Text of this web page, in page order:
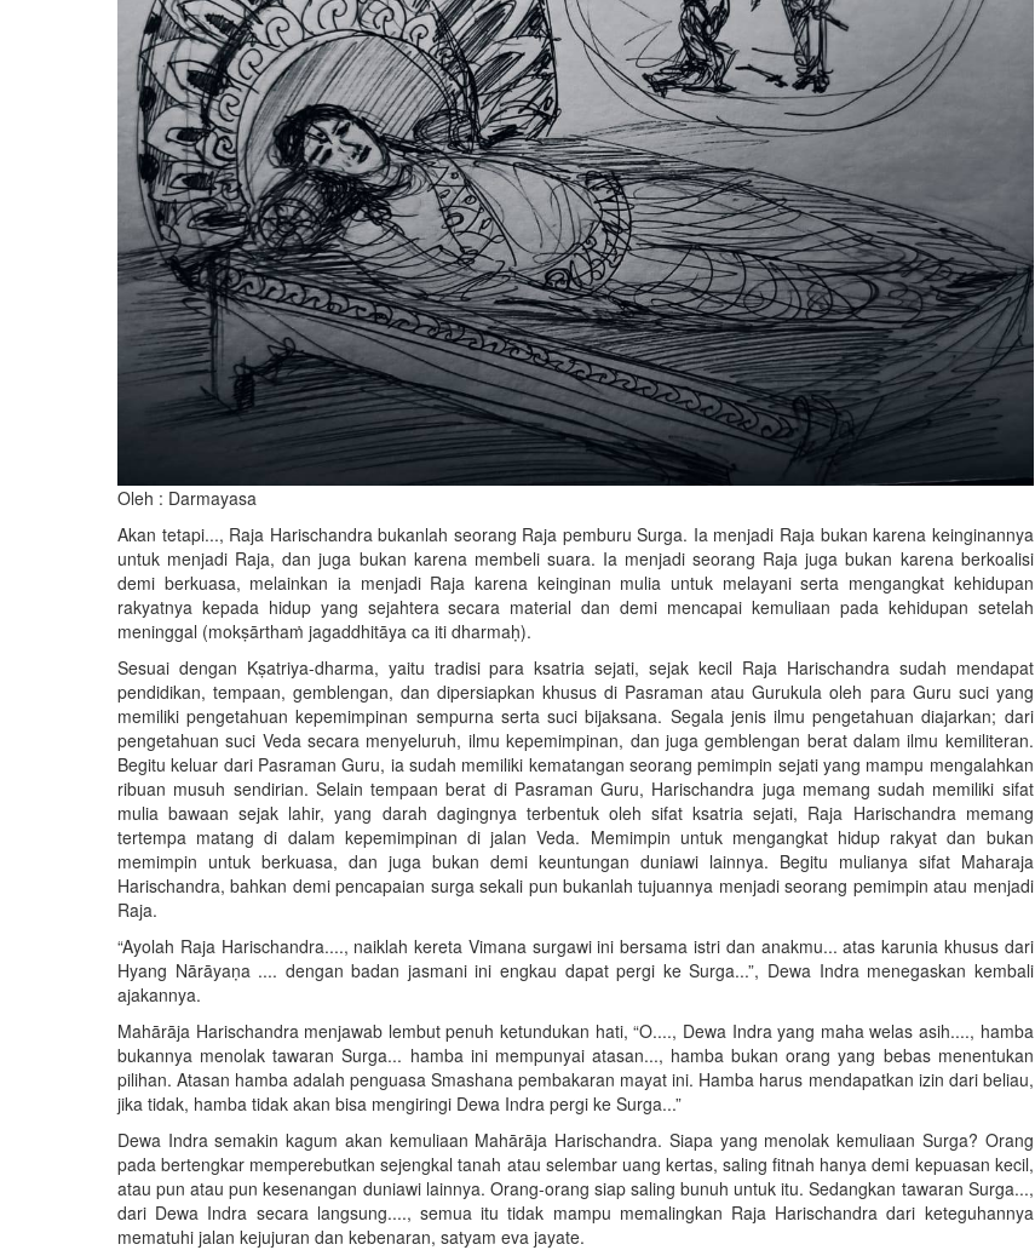
Oleh : Darmayasa
Akan tetapi..., Raja Harischandra bukanlah seorang Raja pemburu Surga. Ia menjadi Raja bukan karena keinginannya
untuk menjadi Raja, dan juga bukan karena membeli suara. Ia menjadi seorang Raja juga bukan karena berkoalisi
demi berkuasa, melainkan ia menjadi Raja karena keinginan mulia untuk melayani serta mengangkat kehidupan
rakyatnya kepada hidup yang sejahtera secara material dan demi mencapai kemuliaan pada kehidupan setelah
meninggal (mokṣārthaṁ jagaddhitāya ca iti dharmaḥ).
Sesuai dengan Kṣatriya-dharma, yaitu tradisi para ksatria sejati, sejak kecil Raja Harischandra sudah mendapat
pendidikan, tempaan, gemblengan, dan dipersiapkan khusus di Pasraman atau Gurukula oleh para Guru suci yang
memiliki pengetahuan kepemimpinan sempurna serta suci bijaksana. Segala jenis ilmu pengetahuan diajarkan; dari
pengetahuan suci Veda secara menyeluruh, ilmu kepemimpinan, dan juga gemblengan berat dalam ilmu kemiliteran.
Begitu keluar dari Pasraman Guru, ia sudah memiliki kematangan seorang pemimpin sejati yang mampu mengalahkan
ribuan musuh sendirian. Selain tempaan berat di Pasraman Guru, Harischandra juga memang sudah memiliki sifat
mulia bawaan sejak lahir, yang darah dagingnya terbentuk oleh sifat ksatria sejati, Raja Harischandra memang
tertempa matang di dalam kepemimpinan di jalan Veda. Memimpin untuk mengangkat hidup rakyat dan bukan
memimpin untuk berkuasa, dan juga bukan demi keuntungan duniawi lainnya. Begitu mulianya sifat Maharaja
Harischandra, bahkan demi pencapaian surga sekali pun bukanlah tujuannya menjadi seorang pemimpin atau menjadi
Raja.
“Ayolah Raja Harischandra...., naiklah kereta Vimana surgawi ini bersama istri dan anakmu... atas karunia khusus dari
Hyang Nārāyaṇa .... dengan badan jasmani ini engkau dapat pergi ke Surga...”, Dewa Indra menegaskan kembali
ajakannya.
Mahārāja Harischandra menjawab lembut penuh ketundukan hati, “O...., Dewa Indra yang maha welas asih...., hamba
bukannya menolak tawaran Surga... hamba ini mempunyai atasan..., hamba bukan orang yang bebas menentukan
pilihan. Atasan hamba adalah penguasa Smashana pembakaran mayat ini. Hamba harus mendapatkan izin dari beliau,
jika tidak, hamba tidak akan bisa mengiringi Dewa Indra pergi ke Surga...”
Dewa Indra semakin kagum akan kemuliaan Mahārāja Harischandra. Siapa yang menolak kemuliaan Surga? Orang
pada bertengkar memperebutkan sejengkal tanah atau selembar uang kertas, saling fitnah hanya demi kepuasan kecil,
atau pun atau pun kesenangan duniawi lainnya. Orang-orang siap saling bunuh untuk itu. Sedangkan tawaran Surga...,
dari Dewa Indra secara langsung...., semua itu tidak mampu memalingkan Raja Harischandra dari keteguhannya
mematuhi jalan kejujuran dan kebenaran, satyam eva jayate.